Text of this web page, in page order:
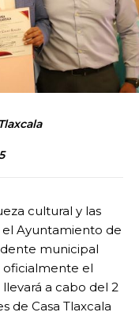
cultural y las
Ayuntamiento de
municipal
oficialmente el
a cabo del 2
de Casa Tlaxcala